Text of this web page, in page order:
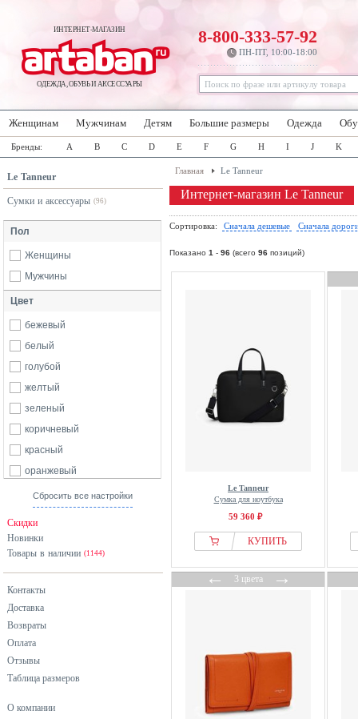
ИНТЕРНЕТ-МАГАЗИН
ОДЕЖДА, ОБУВЬ И АКСЕССУАРЫ
8-800-333-57-92
ПН-ПТ, 10:00-18:00
Женщинам Мужчинам Детям Большие размеры Одежда
Бренды: A B C D E F G H I J K
Le Tanneur
Сумки и аксессуары (96)
Пол
Женщины
Мужчины
Цвет
бежевый
белый
голубой
желтый
зеленый
коричневый
красный
оранжевый
розовый
фиолетовый
хаки
черный
Сбросить все настройки
Скидки
Новинки
Товары в наличии (1144)
Контакты
Доставка
Возвраты
Оплата
Отзывы
Таблица размеров
О компании
Главная Le Tanneur
Интернет-магазин Le Tanneur
Сортировка: Сначала дешевые Сначала
Показано 1 - 96 (всего 96 позиций)
Le Tanneur
Сумка для ноутбука
59 360 ₽
КУПИТЬ
←3 цвета→